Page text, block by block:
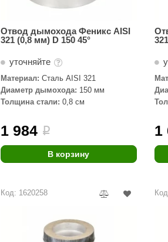
Отвод дымохода Феникс AISI
321 (0,8 мм) D 150 45°
уточняйте
Материал: Сталь AISI 321
Диаметр дымохода: 150 мм
Толщина стали: 0,8 см
1 984 i
В корзину
1
Код: 1620258